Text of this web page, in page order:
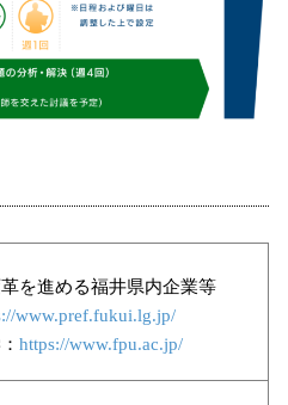
を進める福井県内企業等
www.pref.fukui.lg.jp/
https://www.fpu.ac.jp/